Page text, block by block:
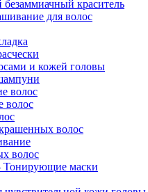
краситель
для волос
и кожей головы
волос
волос
волос
волос
Тонирующие маски